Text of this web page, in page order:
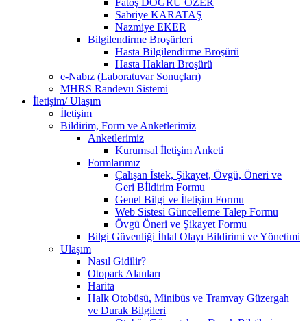
Sabriye KARATAŞ
Nazmiye EKER
Bilgilendirme Broşürleri
Hasta Bilgilendirme Broşürü
Hasta Hakları Broşürü
e-Nabız (Laboratuvar Sonuçları)
MHRS Randevu Sistemi
İletişim/ Ulaşım
İletişim
Bildirim, Form ve Anketlerimiz
Anketlerimiz
Kurumsal İletişim Anketi
Formlarımız
Çalışan İstek, Şikayet, Övgü, Öneri ve
Geri Bİldirim Formu
Genel Bilgi ve İletişim Formu
Web Sistesi Güncelleme Talep Formu
Övgü Öneri ve Şikayet Formu
Bilgi Güvenliği İhlal Olayı Bildirimi ve Yönetimi
Ulaşım
Nasıl Gidilir?
Otopark Alanları
Harita
Halk Otobüsü, Minibüs ve Tramvay Güzergah
ve Durak Bilgileri